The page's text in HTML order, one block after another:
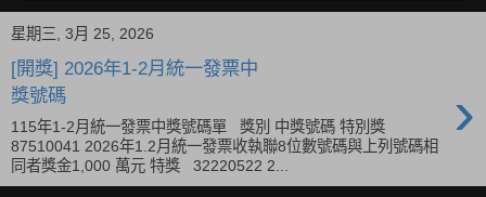
星期三, 3月 25, 2026
[開獎] 2026年1-2月統一發票中
獎號碼
›
115年1-2月統一發票中獎號碼單 獎別 中獎號碼 特別獎
87510041 2026年1.2月統一發票收執聯8位數號碼與上列號碼相
同者獎金1,000 萬元 特獎 32220522 2...